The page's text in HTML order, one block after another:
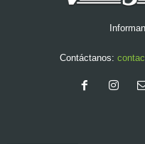
Contáctanos: